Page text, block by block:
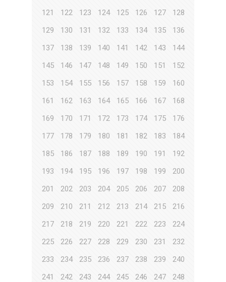
121
122 123 124 125 126 127
128
129
130 131 132 133 134 135
136
137
138 139 140 141 142 143
144
145
146 147 148 149 150 151
152
153
154 155 156 157 158 159
160
161
162 163 164 165 166 167
168
169
170 171 172 173 174 175
176
177
178 179 180 181 182 183
184
185
186 187 188 189 190 191
192
193
194 195 196 197 198 199
200
201
202 203 204 205 206 207
208
209
210 211 212 213 214 215
216
217
218 219 220 221 222 223
224
225
226 227 228 229 230 231
232
233
234 235 236 237 238 239
240
241
242 243 244 245 246 247
248